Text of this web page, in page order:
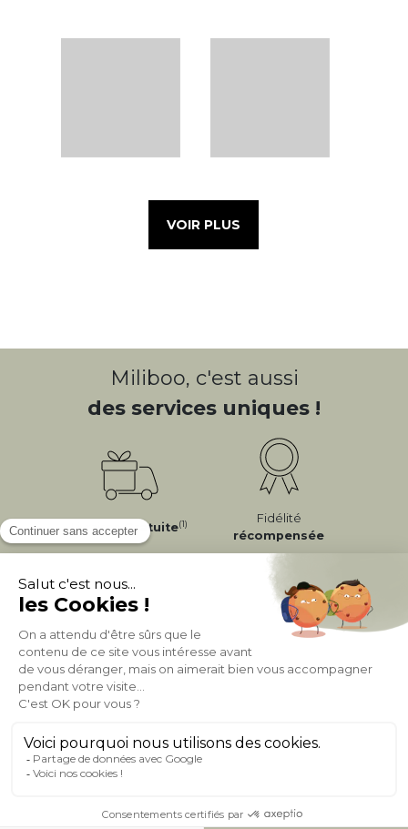
VOIR PLUS
Miliboo, c'est aussi
des services uniques !
LivraisonGratuite(1)
Fidélité
récompensée
Expéditionen
24/72h
Appel gratuit
0 20 88 04 14
À PROPOS DE MILIBOO